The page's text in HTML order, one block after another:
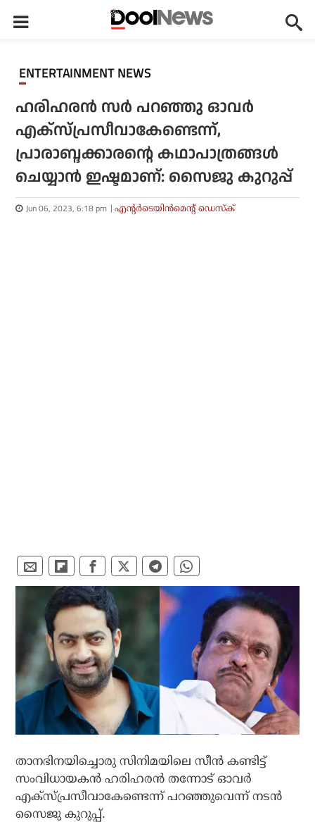
ENTERTAINMENT NEWS
ഹരിഹരന്‍ സര്‍ പറഞ്ഞു ഓവര്‍
എക്‌സ്പ്രസീവാകേണ്ടെന്ന്,
പ്രാരാബ്ദക്കാരന്റെ കഥാപാത്രങ്ങള്‍
ചെയ്യാന്‍ ഇഷ്ടമാണ്: സൈജു കുറുപ്പ്
Jun 06, 2023, 6:18 pm എന്റര്‍ടെയിന്‍മെന്റ് ഡെസ്‌ക്
താനഭിനയിച്ചൊരു സിനിമയിലെ സീന്‍ കണ്ടിട്ട്
സംവിധായകന്‍ ഹരിഹരന്‍ തന്നോട് ഓവര്‍
എക്‌സ്പ്രസീവാകേണ്ടെന്ന് പറഞ്ഞുവെന്ന് നടന്‍
സൈജു കുറുപ്പ്.